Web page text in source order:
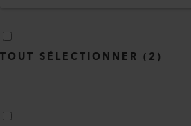
TOUT SÉLECTIONNER ( 2 )